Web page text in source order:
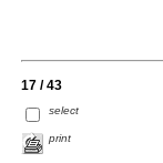
17 / 43
select
print